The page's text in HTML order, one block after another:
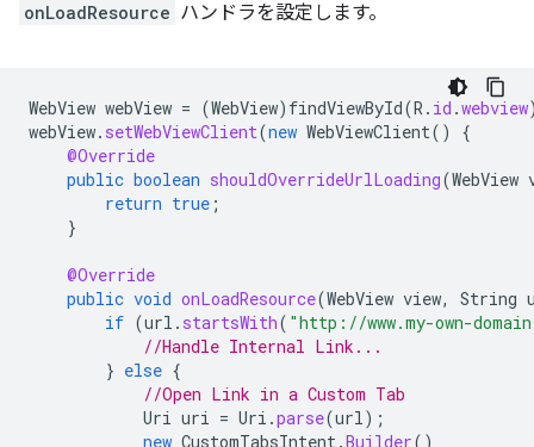
onLoadResource ハンドラを設定します。
WebView webView = (WebView) findViewById(R . id .webview
webView. setWebViewClient(new WebViewClient()
{
@Override
public boolean shouldOverrideUrlLoading(WebView
return true ;
}
@Override
public void onLoadResource(WebView view, String
if (url . startsWith( "http://www.my-own-
//Handle Internal Link...
} else {
//Open Link in a Custom Tab
Uri uri = Uri .parse(url);
new CustomTabsIntent.Builder()